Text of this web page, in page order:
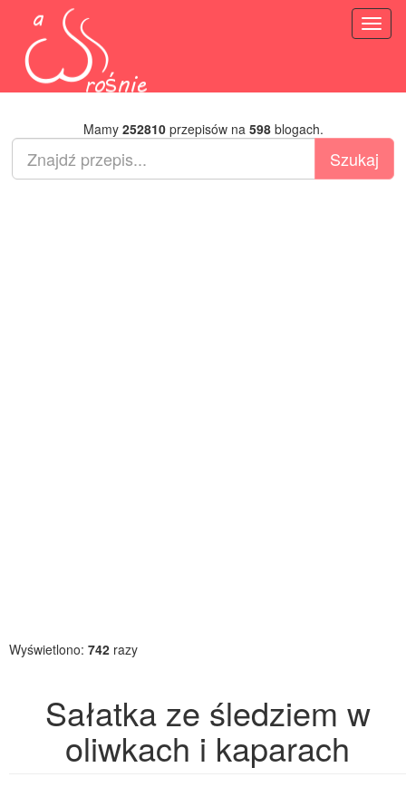
Mamy 252810przepisów na 598blogach.
Wyświetlono: 742 razy
Sałatka ze śledziem w
oliwkach i kaparach